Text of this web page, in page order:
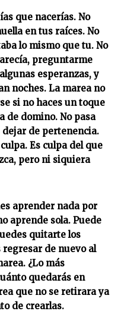
que nacerías. No
en tus raíces. No
lo mismo que tu. No
preguntarme
esperanzas, y
noches. La marea no
si no haces un toque
de domino. No pasa
dejar de pertenencia.
Es culpa del que
pero ni siquiera
aprender nada por
aprende sola. Puede
quitarte los
regresar de nuevo al
¿Lo más
quedarás en
que no se retirara ya
de crearlas.